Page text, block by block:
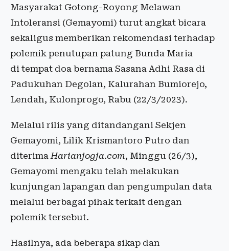
Masyarakat Gotong-Royong Melawan
Intoleransi (Gemayomi) turut angkat bicara
sekaligus memberikan rekomendasi terhadap
polemik penutupan patung Bunda Maria
di tempat doa bernama Sasana Adhi Rasa di
Padukuhan Degolan, Kalurahan Bumiorejo,
Lendah, Kulonprogo, Rabu (22/3/2023).
Melalui rilis yang ditandangani Sekjen
Gemayomi, Lilik Krismantoro Putro dan
diterimaHarianjogja.com, Minggu (26/3),
Gemayomi mengaku telah melakukan
kunjungan lapangan dan pengumpulan data
melalui berbagai pihak terkait dengan
polemik tersebut.
Hasilnya, ada beberapa sikap dan